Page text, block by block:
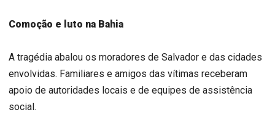
Comoção e luto na Bahia
A tragédia abalou os moradores de Salvador e das cidades
envolvidas. Familiares e amigos das vítimas receberam
apoio de autoridades locais e de equipes de assistência
social.